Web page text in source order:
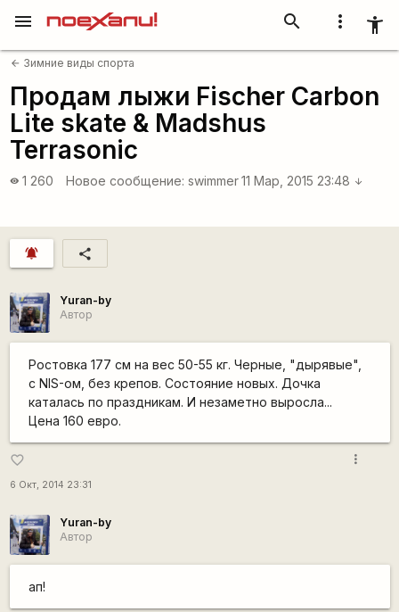
more_vert accessibility_new
search
menu
arrow_back Зимние виды спорта
Продам лыжи Fischer Carbon
Lite skate & Madshus
Terrasonic
visibility 1 260 Новое сообщение: swimmer 11 Мар, 2015 23:48 arrow_downward
notifications_active share
Yuran-by
Автор
Ростовка 177 см на вес 50-55 кг. Черные, "дырявые",
с NIS-ом, без крепов. Состояние новых. Дочка
каталась по праздникам. И незаметно выросла...
Цена 160 евро.
favorite_border
6 Окт, 2014 23:31
more_vert
Yuran-by
Автор
ап!